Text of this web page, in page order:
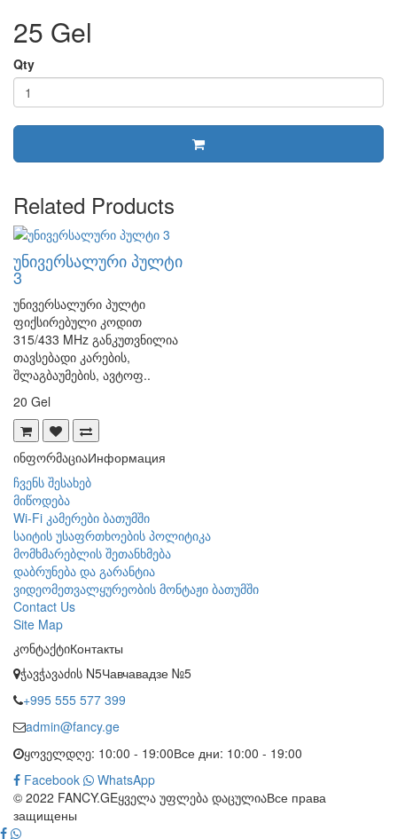
25 Gel
Qty
Related Products
უნივერსალური პულტი
3
უნივერსალური პულტი
ფიქსირებული კოდით
315/433 MHz განკუთვნილია
თავსებადი კარების,
შლაგბაუმების, ავტოფ..
20 Gel
ინფორმაციაИнформация
ჩვენს შესახებ
მიწოდება
Wi-Fi კამერები ბათუმში
საიტის უსაფრთხოების პოლიტიკა
მომხმარებლის შეთანხმება
დაბრუნება და გარანტია
ვიდეომეთვალყურეობის მონტაჟი ბათუმში
Contact Us
Site Map
კონტაქტიКонтакты
ჭავჭავაძის N5Чавчавадзе №5
+995 555 577 399
admin@fancy.ge
ყოველდღე: 10:00 - 19:00Все дни: 10:00 - 19:00
Facebook
WhatsApp
© 2022 FANCY.GEყველა უფლება დაცულიაВсе права
защищены